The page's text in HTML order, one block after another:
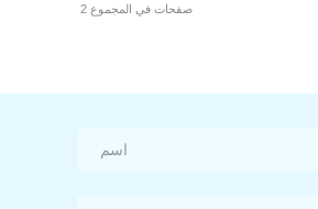
2 صفحات في المجموع